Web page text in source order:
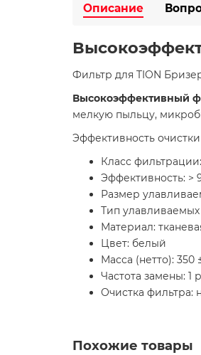
Описание
Фильтр для TION
Высокоэффективный
мелкую пыльцу,
Эффективность
Класс фильтрации:
Эффективность: >
Размер
Тип улавливаемых
Материал:
Цвет: белый
Масса (нетто): 350
Частота замены: 1
Очистка фильтра:
Похожие товары